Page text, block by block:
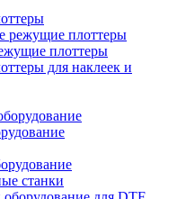
режущие плоттеры
плоттеры
для наклеек и
станки